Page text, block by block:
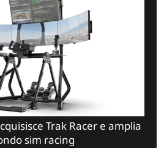
Trak Racer e amplia
sim racing